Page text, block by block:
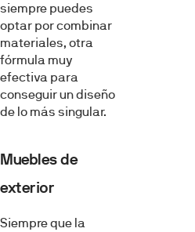
siempre puedes
optar por combinar
materiales, otra
fórmula muy
efectiva para
conseguir un diseño
de lo más singular.
Muebles de
exterior
Siempre que la